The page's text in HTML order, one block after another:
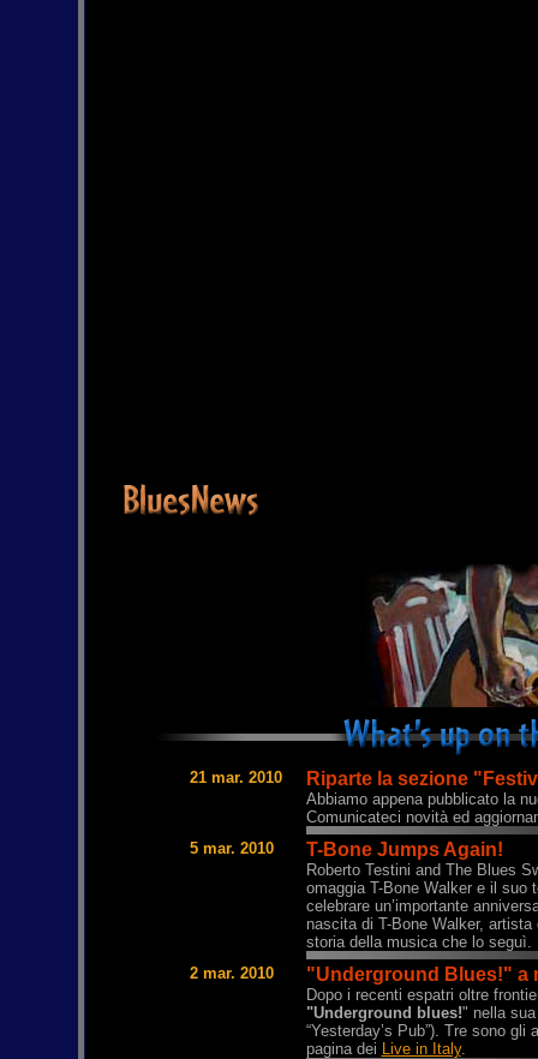
21 mar. 2010 Riparte la sezione
Abbiamo appena pubblicato la
Comunicateci novità ed
5 mar. 2010
T-Bone Jumps Again!
Roberto Testini and The Blues
omaggia T-Bone Walker e il suo
celebrare un’importante
nascita di T-Bone Walker,
storia della musica che lo
2 mar. 2010
"Underground Blues!" a
Dopo i recenti espatri oltre
"Underground blues!" nella
“Yesterday’s Pub”). Tre sono
pagina dei Live in Italy.